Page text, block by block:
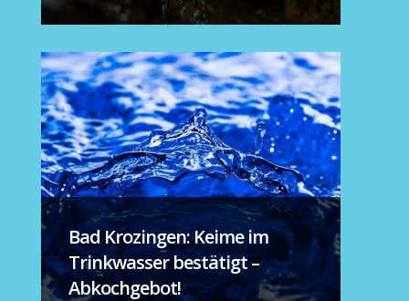
Bad Krozingen: Keime im
Trinkwasser bestätigt –
Abkochgebot!